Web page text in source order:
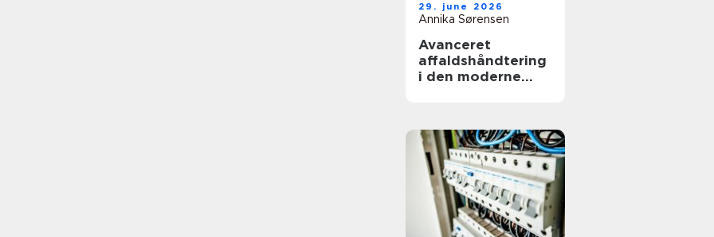
29. june 2026
Annika Sørensen
Avanceret
affaldshåndtering
i den moderne